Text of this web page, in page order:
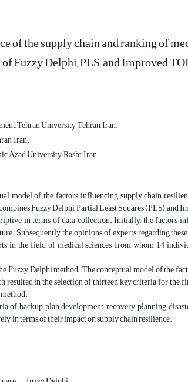
of the supply chain and ranking of
Fuzzy Delphi, PLS, and Improved
Tehran University, Tehran, Iran.
Iran.
Azad University, Rasht, Iran
model of the factors influencing supply chain
Fuzzy Delphi, Partial Least Squares (PLS), and
in terms of data collection. Initially, the factors
Subsequently, the opinions of experts regarding
in the field of medical sciences, from whom 14
Fuzzy Delphi method. The conceptual model of the
resulted in the selection of thirteen key criteria for
of backup plan development, recovery planning,
in terms of their impact on supply chain resilience.